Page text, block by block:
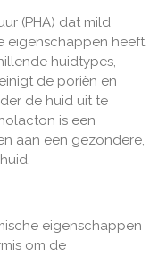
(PHA) dat mild
eigenschappen heeft,
huidtypes,
de poriën en
de huid uit te
is een
aan een gezondere,
eigenschappen
om de